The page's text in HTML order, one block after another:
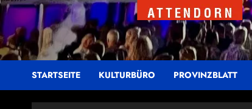
STARTSEITE KULTURBÜRO PROVINZBLATT